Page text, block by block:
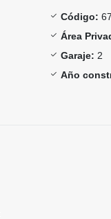
Código:
Área
Garaje: 2
Año